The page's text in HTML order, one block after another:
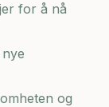
for å nå
og